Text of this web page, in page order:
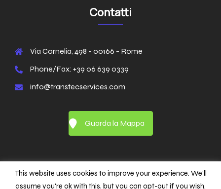
Contatti
Via Cornelia, 498 - 00166 - Rome
Phone/Fax: +39 06 639 0339
info@transtecservices.com
Guarda la Mappa
This website uses cookies to improve your experience. We'll
assume you're ok with this, but you can opt-out if you wish.